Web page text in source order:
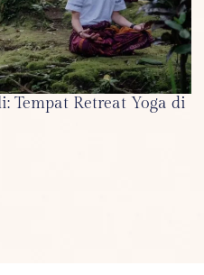
Tempat Retreat Yoga di